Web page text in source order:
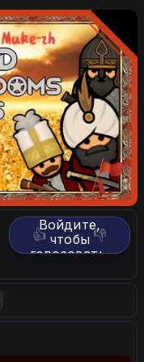
👍 👎
Войдите,
чтобы
голосовать.